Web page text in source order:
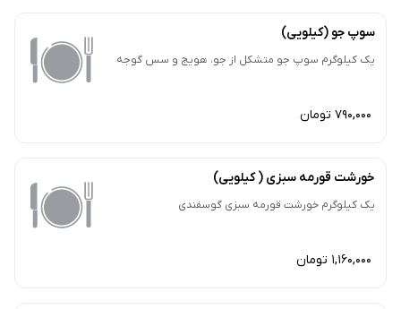
سوپ جو (کیلویی)
یک کیلوگرم سوپ جو متشکل از جو، هویج و سس گوجه
790,000 تومان
خورشت قورمه سبزی ( کیلویی)
یک کیلوگرم خورشت قورمه سبزی گوسفندی
1,160,000 تومان